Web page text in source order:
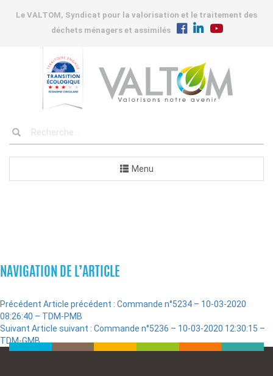
Le VALTOM, Syndicat pour la valorisation et le traitement des
déchets ménagers et assimilés
Menu
NAVIGATION DE L’ARTICLE
Précédent Article précédent : Commande n°5234 – 10-03-2020
08:26:40 – TDM-PMB
Suivant Article suivant : Commande n°5236 – 10-03-2020 12:30:15 –
TDM-GMB